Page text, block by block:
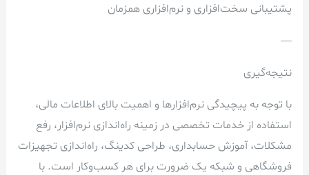
پشتیبانی سخت‌افزاری و نرم‌افزاری همزمان
—
نتیجه‌گیری
با توجه به پیچیدگی نرم‌افزارها و اهمیت بالای اطلاعات مالی،
استفاده از خدمات تخصصی در زمینه راه‌اندازی نرم‌افزار، رفع
مشکلات، آموزش حسابداری، طراحی کدینگ، راه‌اندازی تجهیزات
فروشگاهی و شبکه یک ضرورت برای هر کسب‌وکار است. با